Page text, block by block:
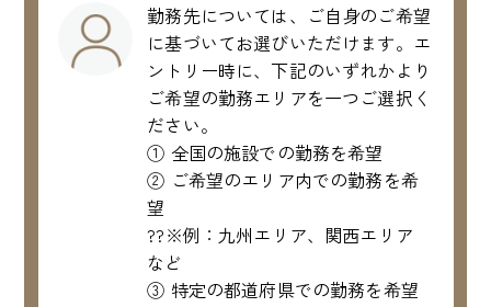
勤務先については、ご自身のご希望
に基づいてお選びいただけます。エ
ントリー時に、下記のいずれかより
ご希望の勤務エリアを一つご選択く
ださい。
① 全国の施設での勤務を希望
② ご希望のエリア内での勤務を希
望
??※例：九州エリア、関西エリア
など
③ 特定の都道府県での勤務を希望